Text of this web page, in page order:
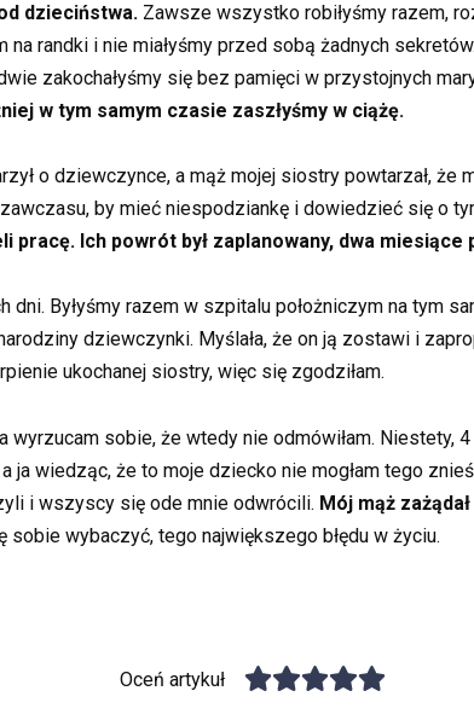
dzieciństwa. Zawsze wszystko robiłyśmy razem,
na randki i nie miałyśmy przed sobą żadnych
zakochałyśmy się bez pamięci w przystojnych
w tym samym czasie zaszłyśmy w ciążę.
o dziewczynce, a mąż mojej siostry powtarzał, że
by mieć niespodziankę i dowiedzieć się o
pracę. Ich powrót był zaplanowany, dwa
Byłyśmy razem w szpitalu położniczym na tym
dziewczynki. Myślała, że on ją zostawi i
ukochanej siostry, więc się zgodziłam.
sobie, że wtedy nie odmówiłam. Niestety,
ja wiedząc, że to moje dziecko nie mogłam tego
i wszyscy się ode mnie odwrócili. Mój mąż
sobie wybaczyć, tego największego błędu w życiu.
Oceń artykuł